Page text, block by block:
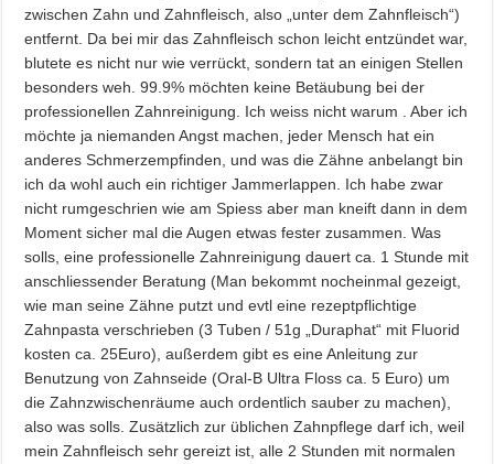
zwischen Zahn und Zahnfleisch, also „unter dem Zahnfleisch“)
entfernt. Da bei mir das Zahnfleisch schon leicht entzündet war,
blutete es nicht nur wie verrückt, sondern tat an einigen Stellen
besonders weh. 99.9% möchten keine Betäubung bei der
professionellen Zahnreinigung. Ich weiss nicht warum
. Aber ich
möchte ja niemanden Angst machen, jeder Mensch hat ein
anderes Schmerzempfinden, und was die Zähne anbelangt bin
ich da wohl auch ein richtiger Jammerlappen. Ich habe zwar
nicht rumgeschrien wie am Spiess aber man kneift dann in dem
Moment sicher mal die Augen etwas fester zusammen. Was
solls, eine professionelle Zahnreinigung dauert ca. 1 Stunde mit
anschliessender Beratung (Man bekommt nocheinmal gezeigt,
wie man seine Zähne putzt und evtl eine rezeptpflichtige
Zahnpasta verschrieben (3 Tuben / 51g „Duraphat“ mit Fluorid
kosten ca. 25Euro), außerdem gibt es eine Anleitung zur
Benutzung von Zahnseide (Oral-B Ultra Floss ca. 5 Euro) um
die Zahnzwischenräume auch ordentlich sauber zu machen),
also was solls. Zusätzlich zur üblichen Zahnpflege darf ich, weil
mein Zahnfleisch sehr gereizt ist, alle 2 Stunden mit normalen